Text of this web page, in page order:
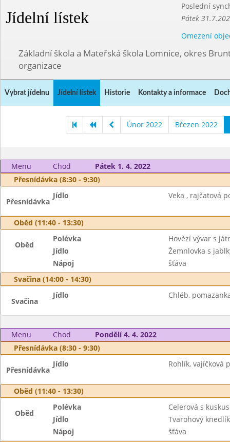
Jídelní lístek
Poslední
Pátek
Omezení
Základní škola a Mateřská škola Lomnice, okres
organizace
Vybrat jídelnu Jídelní lístek Historie Kontakty a informace
Únor 2022 Březen 2022
Menu Chod
Pátek 1. 4. 2022
Přesnídávka (8:30 - 9:30)
Přesnídávka
Jídlo Veka , rajčatová
Oběd (11:40 - 13:30)
Oběd
Polévka
Hovězí vývar s
Jídlo
Žemnlovka s
Nápoj
šťáva
Svačina (14:00 - 14:30)
Svačina
Jídlo Chléb,
Menu Chod
Pondělí 4. 4. 2022
Přesnídávka (8:30 - 9:30)
Přesnídávka
Jídlo Rohlík, vajíčková
Oběd (11:40 - 13:30)
Oběd
Polévka
Celerová s
Jídlo
Tvarohový
Nápoj
šťáva